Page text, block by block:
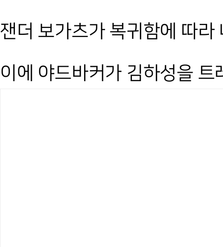
잰더 보가츠가 복귀함에 따
이에 야드바커가 김하성을